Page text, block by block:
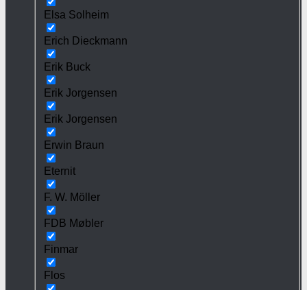
Elsa Solheim
Erich Dieckmann
Erik Buck
Erik Jorgensen
Erik Jorgensen
Erwin Braun
Eternit
F. W. Möller
FDB Møbler
Finmar
Flos